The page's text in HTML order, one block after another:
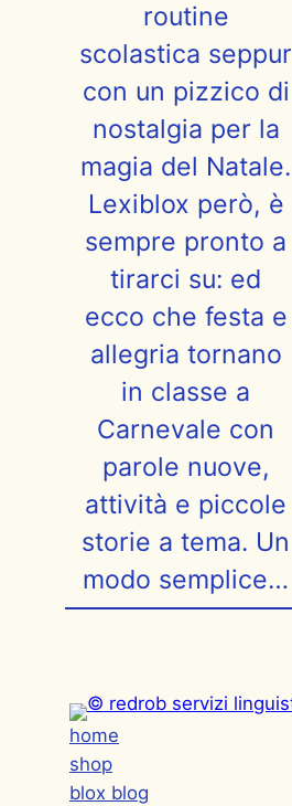
routine
scolastica seppur
con un pizzico di
nostalgia per la
magia del Natale.
Lexiblox però, è
sempre pronto a
tirarci su: ed
ecco che festa e
allegria tornano
in classe a
Carnevale con
parole nuove,
attività e piccole
storie a tema. Un
modo semplice…
home
shop
blox blog